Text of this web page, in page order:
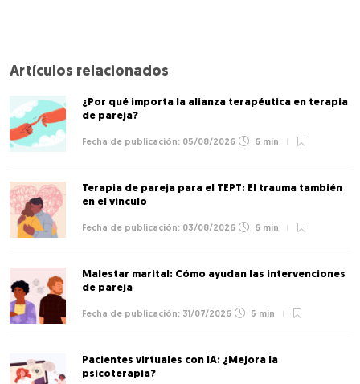
Artículos relacionados
¿Por qué importa la alianza terapéutica en terapia
de pareja?
05/08/2026 6 min
Terapia de pareja para el TEPT: El trauma también
en el vínculo
03/08/2026 6 min
Malestar marital: Cómo ayudan las intervenciones
de pareja
31/07/2026 5 min
Pacientes virtuales con IA: ¿Mejora la
psicoterapia?